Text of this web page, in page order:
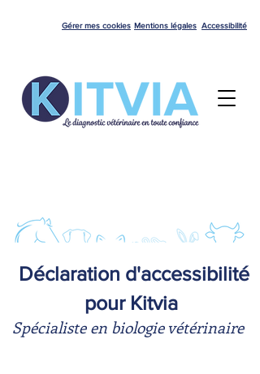
Gérer mes cookies Mentions légales Accessibilité
Déclaration d'accessibilité
pour Kitvia
Spécialiste en biologie vétérinaire